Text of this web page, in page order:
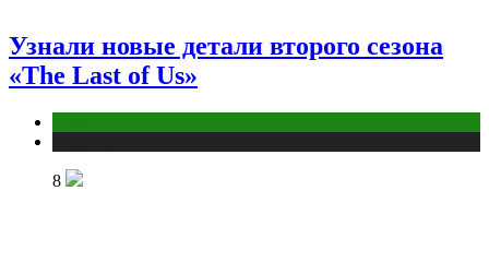
Узнали новые детали второго сезона
«The Last of Us»
8